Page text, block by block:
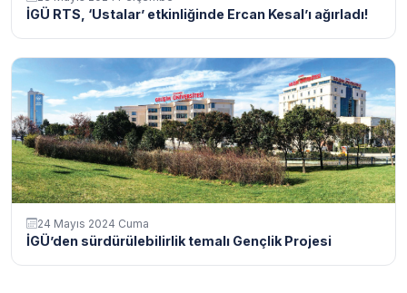
İGÜ RTS, ‘Ustalar’ etkinliğinde Ercan Kesal’ı ağırladı!
24 Mayıs 2024 Cuma
İGÜ’den sürdürülebilirlik temalı Gençlik Projesi